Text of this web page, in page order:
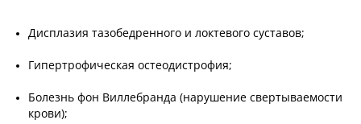
Дисплазия тазобедренного и локтевого суставов;
Гипертрофическая остеодистрофия;
Болезнь фон Виллебранда (нарушение свертываемости
крови);